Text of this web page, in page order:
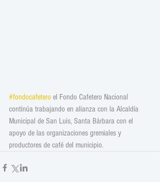
#fondocafetero el Fondo Cafetero Nacional
continúa trabajando en alianza con la Alcaldía
Municipal de San Luis, Santa Bárbara con el
apoyo de las organizaciones gremiales y
productores de café del municipio.